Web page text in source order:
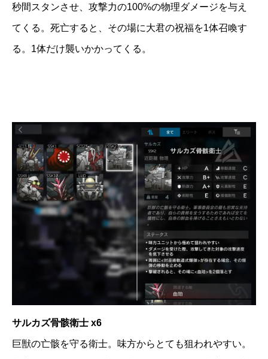
秒間スタンさせ、攻撃力の100%の物理ダメージを与え
てくる。死亡すると、その場に大君の祝福を1体召喚す
る。1体だけ襲いかかってくる。
サルカズ骨骸衛士 x6
巨獣の亡骸を守る衛士。味方からとても狙われやすい。